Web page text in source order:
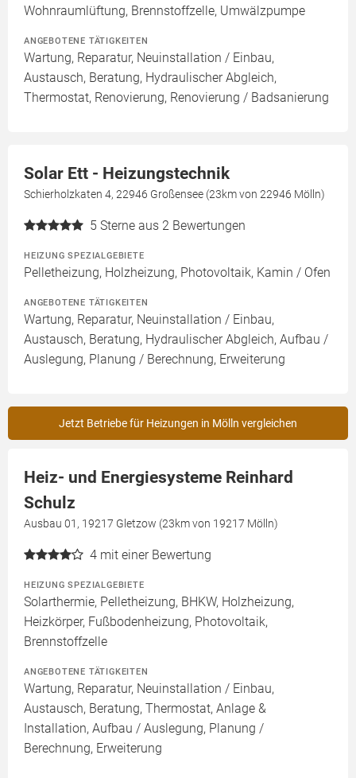
Wohnraumlüftung, Brennstoffzelle, Umwälzpumpe
ANGEBOTENE TÄTIGKEITEN
Wartung, Reparatur, Neuinstallation / Einbau,
Austausch, Beratung, Hydraulischer Abgleich,
Thermostat, Renovierung, Renovierung / Badsanierung
Solar Ett - Heizungstechnik
Schierholzkaten 4, 22946 Großensee (23km von 22946 Mölln)
5 Sterne aus 2 Bewertungen
HEIZUNG SPEZIALGEBIETE
Pelletheizung, Holzheizung, Photovoltaik, Kamin / Ofen
ANGEBOTENE TÄTIGKEITEN
Wartung, Reparatur, Neuinstallation / Einbau,
Austausch, Beratung, Hydraulischer Abgleich, Aufbau /
Auslegung, Planung / Berechnung, Erweiterung
Jetzt Betriebe für Heizungen in Mölln vergleichen
Heiz- und Energiesysteme Reinhard
Schulz
Ausbau 01, 19217 Gletzow (23km von 19217 Mölln)
4 mit einer Bewertung
HEIZUNG SPEZIALGEBIETE
Solarthermie, Pelletheizung, BHKW, Holzheizung,
Heizkörper, Fußbodenheizung, Photovoltaik,
Brennstoffzelle
ANGEBOTENE TÄTIGKEITEN
Wartung, Reparatur, Neuinstallation / Einbau,
Austausch, Beratung, Thermostat, Anlage &
Installation, Aufbau / Auslegung, Planung /
Berechnung, Erweiterung